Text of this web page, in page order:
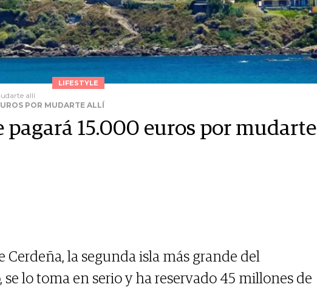
LIFESTYLE
allí
POR MUDARTE ALLÍ
15.000 euros por mudarte
Cerdeña, la segunda isla más grande del
se lo toma en serio y ha reservado 45 millones de